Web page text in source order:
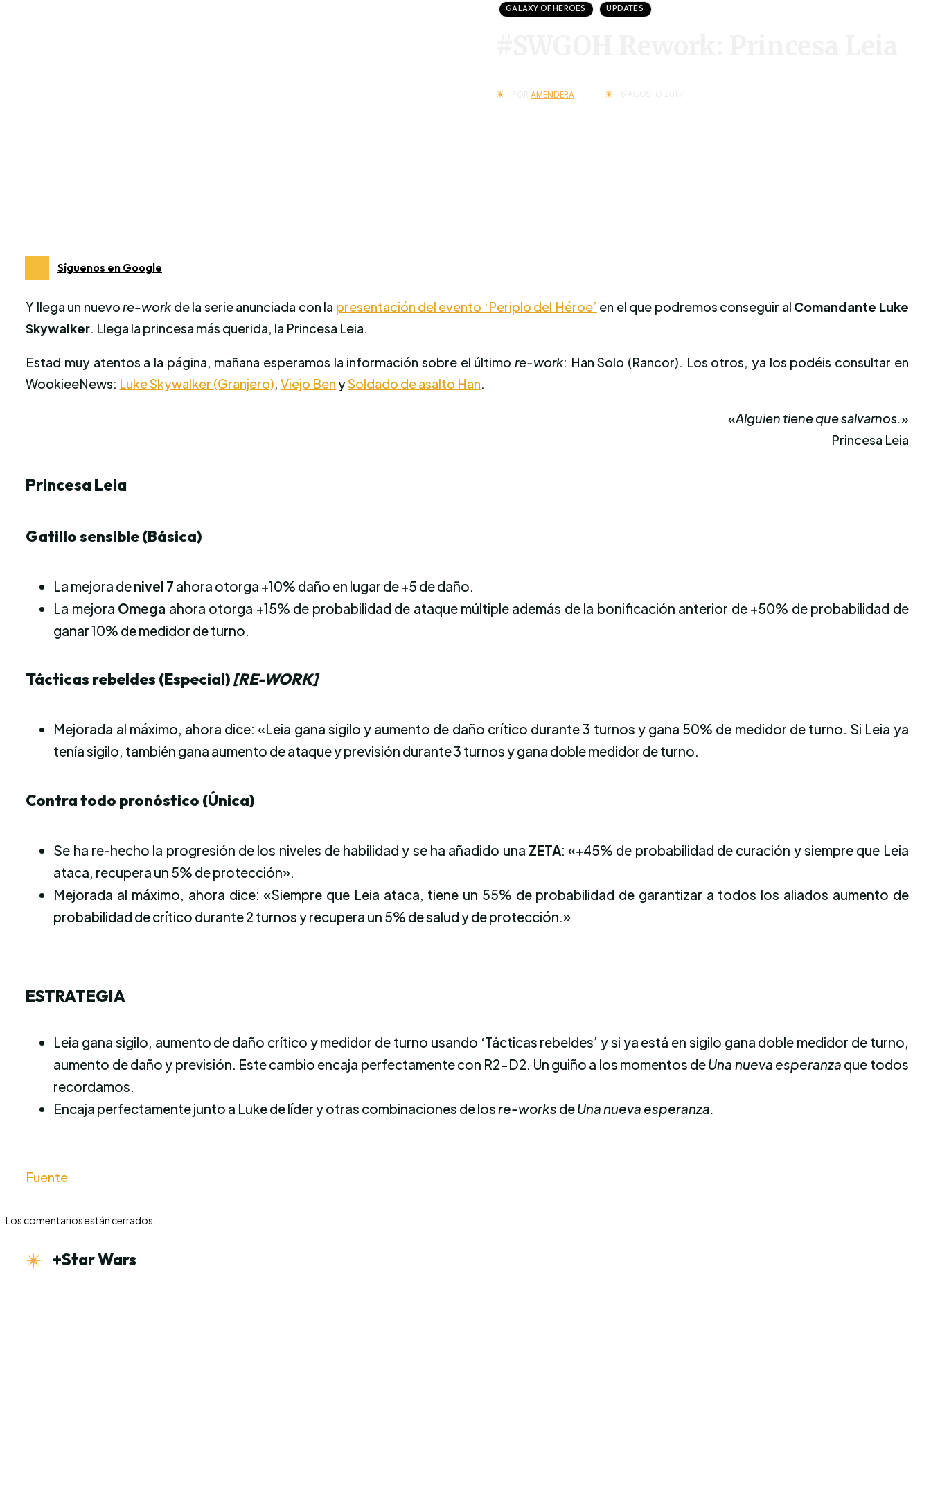
GALAXY OF HEROES UPDATES
AMENDERA
Síguenos en Google
Y llega un nuevore-work de la serie anunciada con la presentación del evento ‘Periplo del Héroe’ en el que podremos conseguir al Comandante Luke
Skywalker. Llega la princesa más querida, la Princesa Leia.
Estad muy atentos a la página, mañana esperamos la información sobre el último re-work: Han Solo (Rancor). Los otros, ya los podéis consultar en
WookieeNews: Luke Skywalker (Granjero),Viejo BenySoldado de asalto Han.
«Alguien tiene que salvarnos. »
Princesa Leia
Princesa Leia
Gatillo sensible (Básica)
La mejora denivel 7 ahora otorga +10% daño en lugar de +5 de daño.
La mejora Omega ahora otorga +15% de probabilidad de ataque múltiple además de la bonificación anterior de +50% de probabilidad de
ganar 10% de medidor de turno.
Tácticas rebeldes (Especial)[RE-WORK]
Mejorada al máximo, ahora dice: «Leia gana sigilo y aumento de daño crítico durante 3 turnos y gana 50% de medidor de turno. Si Leia ya
tenía sigilo, también gana aumento de ataque y previsión durante 3 turnos y gana doble medidor de turno.
Contra todo pronóstico (Única)
Se ha re-hecho la progresión de los niveles de habilidad y se ha añadido una ZETA: «+45% de probabilidad de curación y siempre que Leia
ataca, recupera un 5% de protección».
Mejorada al máximo, ahora dice: «Siempre que Leia ataca, tiene un 55% de probabilidad de garantizar a todos los aliados aumento de
probabilidad de crítico durante 2 turnos y recupera un 5% de salud y de protección.»
ESTRATEGIA
Leia gana sigilo, aumento de daño crítico y medidor de turno usando ‘Tácticas rebeldes’ y si ya está en sigilo gana doble medidor de turno,
aumento de daño y previsión. Este cambio encaja perfectamente con R2-D2. Un guiño a los momentos deUna nueva esperanza que todos
recordamos.
Encaja perfectamente junto a Luke de líder y otras combinaciones de losre-works deUna nueva esperanza.
Fuente
Los comentarios están cerrados.
+Star Wars